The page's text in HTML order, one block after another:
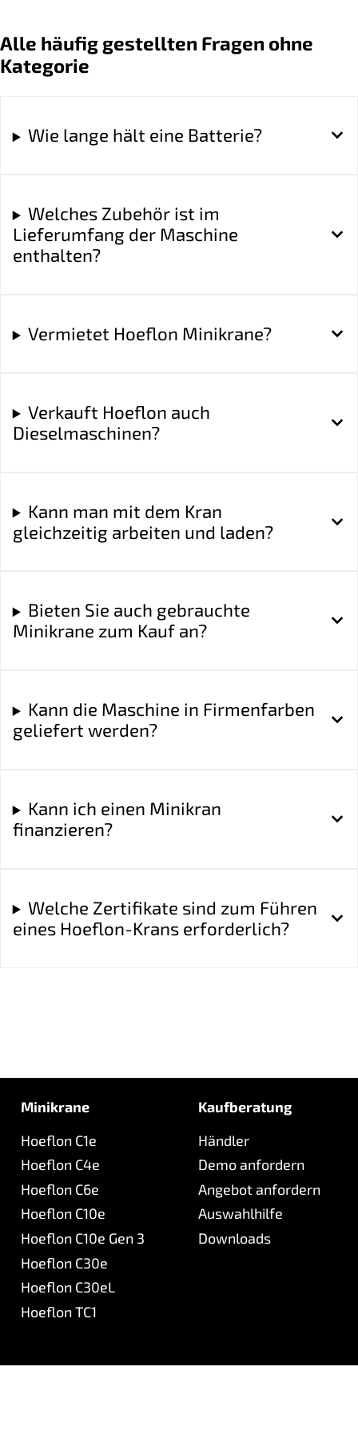
Alle häufig gestellten Fragen ohne
Kategorie
Wie lange hält eine Batterie?
Welches Zubehör ist im
Lieferumfang der Maschine
enthalten?
Vermietet Hoeflon Minikrane?
Verkauft Hoeflon auch
Dieselmaschinen?
Kann man mit dem Kran
gleichzeitig arbeiten und laden?
Bieten Sie auch gebrauchte
Minikrane zum Kauf an?
Kann die Maschine in Firmenfarben
geliefert werden?
Kann ich einen Minikran
finanzieren?
Welche Zertifikate sind zum Führen
eines Hoeflon-Krans erforderlich?
Minikrane
Hoeflon C1e
Hoeflon C4e
Hoeflon C6e
Hoeflon C10e
Hoeflon C10e Gen 3
Hoeflon C30e
Hoeflon C30eL
Hoeflon TC1
Kaufberatung
Händler
Demo anfordern
Angebot anfordern
Auswahlhilfe
Downloads
Hoeflon
Kundendienst